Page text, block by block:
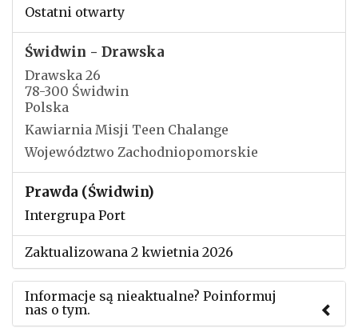
Ostatni otwarty
Świdwin - Drawska
Drawska 26
78-300 Świdwin
Polska
Kawiarnia Misji Teen Chalange
Województwo Zachodniopomorskie
Prawda (Świdwin)
Intergrupa Port
Zaktualizowana 2 kwietnia 2026
Informacje są nieaktualne? Poinformuj
nas o tym.